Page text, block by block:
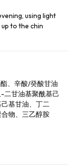
using light
to the chin
、辛酸/癸酸甘油
二甘油基聚酰基己
基甘油、丁二
物、三乙醇胺